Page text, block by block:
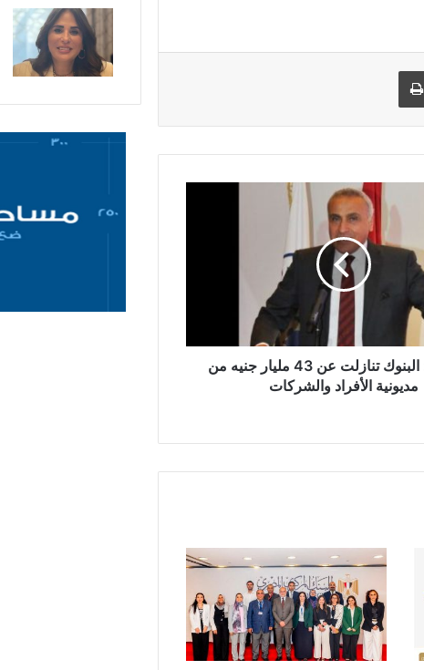
طباعة
المركزى: البنوك تنازلت عن 43 مليار جنيه من
مديونية الأفراد والشركات